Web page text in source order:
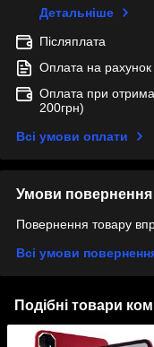
Детальніше
Післяплата
Оплата на рахунок
Оплата при
200грн)
Всі умови оплати
Умови повернення
Повернення товару
Всі умови
Подібні товари